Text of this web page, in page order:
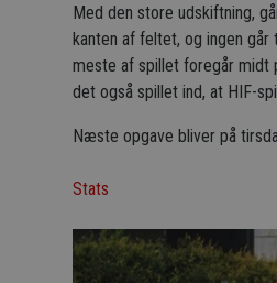
Med den store udskiftning,
kanten af feltet, og ingen går
meste af spillet foregår midt
det også spillet ind, at HIF-
Næste opgave bliver på
Stats